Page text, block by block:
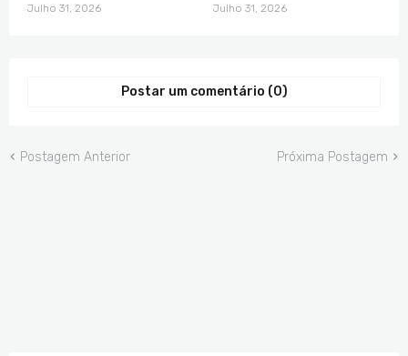
Julho 31, 2026 Julho 31, 2026
Postar um comentário (0)
Postagem Anterior Próxima Postagem